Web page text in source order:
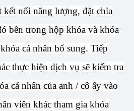
kết nối năng lượng, đặt chìa
bên trong hộp khóa và khóa
cá nhân bổ sung. Tiếp
thực hiện dịch vụ sẽ kiểm tra
cá nhân của anh / cô ấy vào
viên khác tham gia khóa